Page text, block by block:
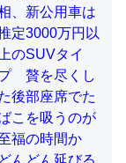
脊椎動物と貝
くしてナメク
はなぜ海にいな